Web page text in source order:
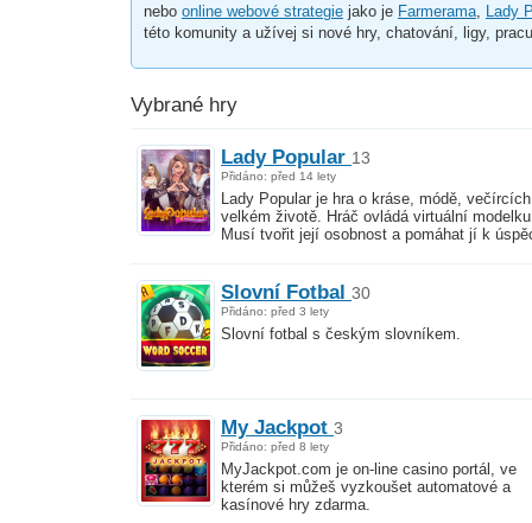
nebo online webové strategie jako je Farmerama
Lady
této komunity a užívej si nové hry, chatování, ligy,
Vybrané hry
Lady Popular 13
Přidáno: před 14 lety
Lady Popular je hra o kráse, módě,
velkém životě. Hráč ovládá virtuální
Musí tvořit její osobnost a pomáhat jí k
Slovní Fotbal 30
Přidáno: před 3 lety
Slovní fotbal s českým slovníkem.
My Jackpot 3
Přidáno: před 8 lety
MyJackpot.com je on-line casino portál, ve
kterém si můžeš vyzkoušet automatové a
kasínové hry zdarma.